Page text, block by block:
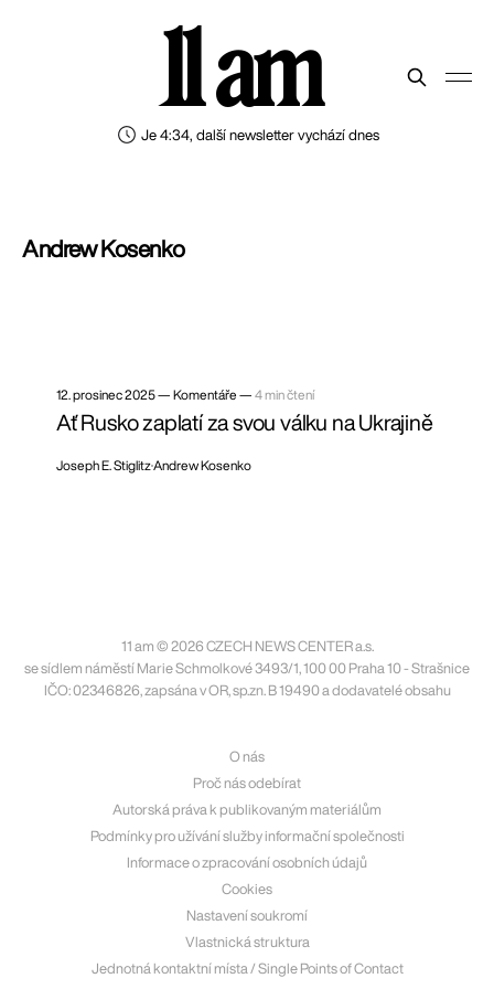
Je 4:34, další newsletter vychází dnes
11 am
Andrew Kosenko
12. prosinec 2025— Komentáře — 4 min čtení
Ať Rusko zaplatí za svou válku na Ukrajině
Joseph E. StiglitzAndrew Kosenko
11 am © 2026 CZECH NEWS CENTER a.s.
se sídlem náměstí Marie Schmolkové 3493/1, 100 00 Praha 10 - Strašnice
IČO: 02346826, zapsána v OR, sp.zn. B 19490 a dodavatelé obsahu
O nás
Proč nás odebírat
Autorská práva k publikovaným materiálům
Podmínky pro užívání služby informační společnosti
Informace o zpracování osobních údajů
Cookies
Nastavení soukromí
Vlastnická struktura
Jednotná kontaktní místa / Single Points of Contact